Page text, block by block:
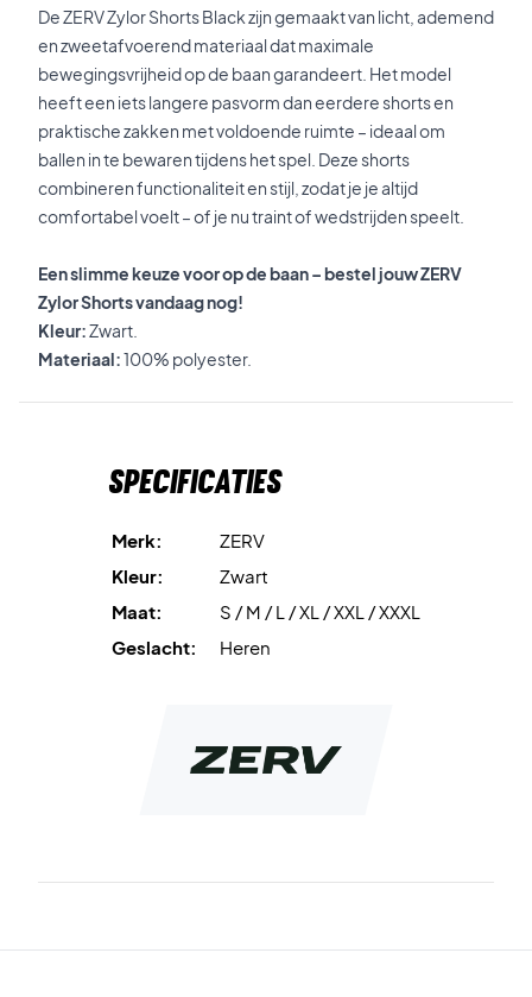
De ZERV Zylor Shorts Black zijn gemaakt van licht, ademend
en zweetafvoerend materiaal dat maximale
bewegingsvrijheid op de baan garandeert. Het model
heeft een iets langere pasvorm dan eerdere shorts en
praktische zakken met voldoende ruimte – ideaal om
ballen in te bewaren tijdens het spel. Deze shorts
combineren functionaliteit en stijl, zodat je je altijd
comfortabel voelt – of je nu traint of wedstrijden speelt.
Een slimme keuze voor op de baan – bestel jouw ZERV
Zylor Shorts vandaag nog!
Kleur:Zwart.
Materiaal:100% polyester.
Specificaties
Merk:
ZERV
Kleur:
Zwart
Maat:
S / M / L / XL / XXL / XXXL
Geslacht:
Heren